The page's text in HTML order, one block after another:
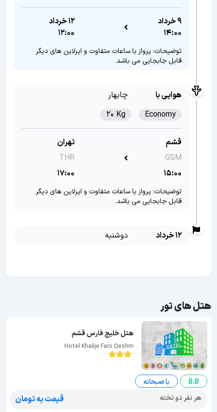
9 خرداد
14:00
12 خرداد
12:00
توضیحات: پرواز با ساعات متفاوت و ایرلاین های دیگر
قابل جابجایی می باشد.
هوایی با
چابهار
Economy
20 Kg
قشم
GSM
15:00
تهران
THR
17:00
توضیحات: پرواز با ساعات متفاوت و ایرلاین های دیگر
قابل جابجایی می باشد.
12 خرداد دوشنبه
هتل های تور
هتل خلیج فارس قشم
Hotel Khalije Fars Qeshm
B.B
با صبحانه
هر نفر دو تخته
قیمت به تومان